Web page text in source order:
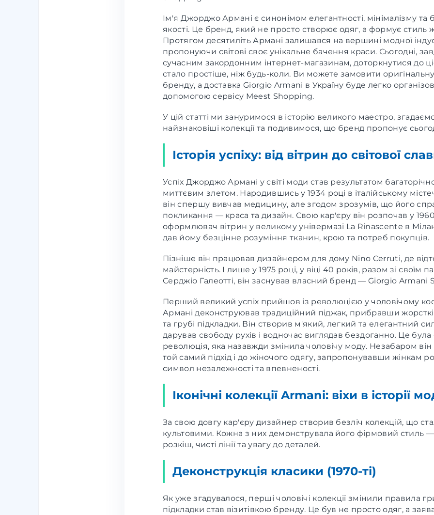
Ім'я Джорджо Армані є синонімом елегантності, мінімалізму та
якості. Це бренд, який не просто створює одяг, а формує стиль
Протягом десятиліть Армані залишався на вершині модної
пропонуючи світові своє унікальне бачення краси. Сьогодні,
сучасним закордонним інтернет-магазинам, доторкнутися до
стало простіше, ніж будь-коли. Ви можете замовити
бренду, а доставка Giorgio Armani в Україну буде легко
допомогою сервісу Meest Shopping.
У цій статті ми зануримося в історію великого маестро,
найзнаковіші колекції та подивимося, що бренд пропонує
Історія успіху: від вітрин до світової
Успіх Джорджо Армані у світі моди став результатом
миттєвим злетом. Народившись у 1934 році в італійському
він спершу вивчав медицину, але згодом зрозумів, що його
покликання — краса та дизайн. Свою кар'єру він розпочав у
оформлювач вітрин у великому універмазі La Rinascente в
дав йому безцінне розуміння тканин, крою та потреб покупців.
Пізніше він працював дизайнером для дому Nino Cerruti, де
майстерність. І лише у 1975 році, у віці 40 років, разом зі своїм
Серджіо Галеотті, він заснував власний бренд — Giorgio Armani
Перший великий успіх прийшов із революцією у чоловічому
Армані деконструював традиційний піджак, прибравши жорсткі
та грубі підкладки. Він створив м'який, легкий та елегантний
дарував свободу рухів і водночас виглядав бездоганно. Це
революція, яка назавжди змінила чоловічу моду. Незабаром він
той самий підхід і до жіночого одягу, запропонувавши жінкам
символ незалежності та впевненості.
Іконічні колекції Armani: віхи в історії
За свою довгу кар'єру дизайнер створив безліч колекцій, що
культовими. Кожна з них демонструвала його фірмовий стиль
розкіш, чисті лінії та увагу до деталей.
Деконструкція класики (1970-ті)
Як уже згадувалося, перші чоловічі колекції змінили правила
підкладки став візитівкою бренду. Це був не просто одяг, а